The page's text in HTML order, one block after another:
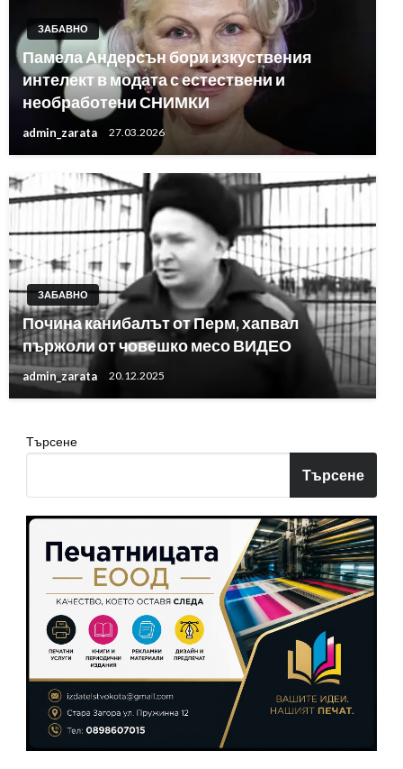
ЗАБАВНО
Памела Андерсън бори изкуствения
интелект в модата с естествени и
необработени СНИМКИ
admin_zarata 27.03.2026
ЗАБАВНО
Почина канибалът от Перм, хапвал
пържоли от човешко месо ВИДЕО
admin_zarata 20.12.2025
Търсене
Търсене